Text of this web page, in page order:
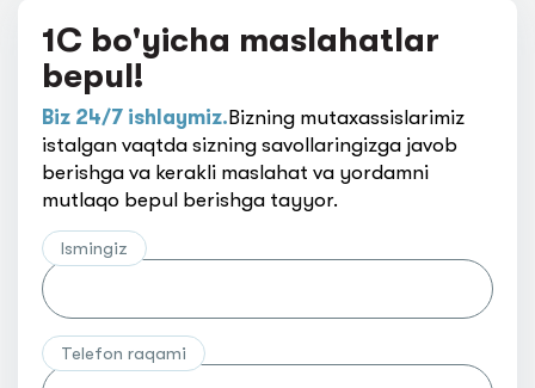
1C bo'yicha maslahatlar
bepul!
Biz 24/7 ishlaymiz.Bizning mutaxassislarimiz
istalgan vaqtda sizning savollaringizga javob
berishga va kerakli maslahat va yordamni
mutlaqo bepul berishga tayyor.
Ismingiz
Telefon raqami